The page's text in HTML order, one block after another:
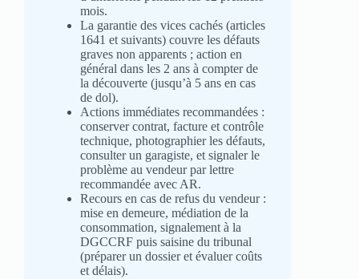
mois.
La garantie des vices cachés (articles
1641 et suivants) couvre les défauts
graves non apparents ; action en
général dans les 2 ans à compter de
la découverte (jusqu’à 5 ans en cas
de dol).
Actions immédiates recommandées :
conserver contrat, facture et contrôle
technique, photographier les défauts,
consulter un garagiste, et signaler le
problème au vendeur par lettre
recommandée avec AR.
Recours en cas de refus du vendeur :
mise en demeure, médiation de la
consommation, signalement à la
DGCCRF puis saisine du tribunal
(préparer un dossier et évaluer coûts
et délais).